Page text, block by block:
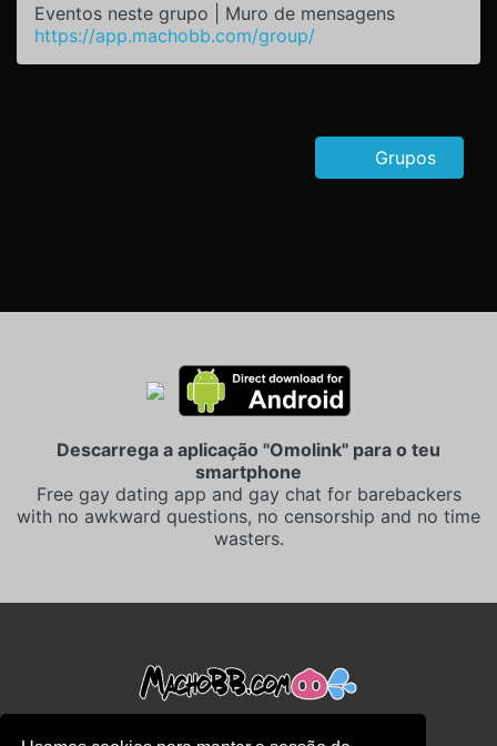
Eventos neste grupo | Muro de mensagens
https://app.machobb.com/group/
Grupos
Descarrega a aplicação "Omolink" para o teu
smartphone
Free gay dating app and gay chat for barebackers
with no awkward questions, no censorship and no time
wasters.